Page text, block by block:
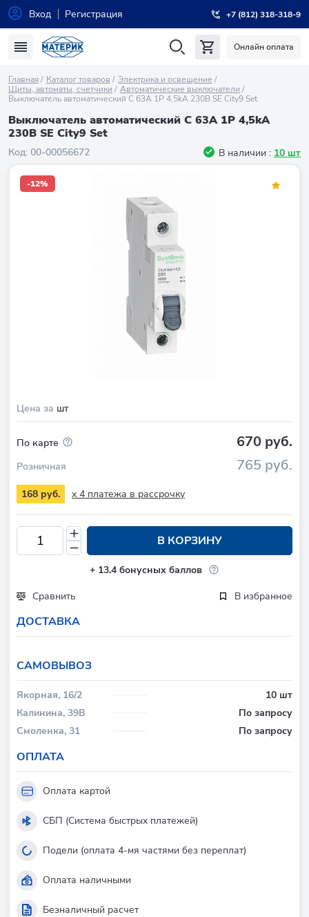
Вход Регистрация +7 (812) 318-318-9
Онлайн оплата
Главная Каталог товаров
Электрика и освещение
Щиты, автоматы, счетчики
Автоматические выключатели
Выключатель автоматический С 63А 1P 4,5kA 230В SE City9 Set
Выключатель автоматический С 63А 1P 4,5kA
230В SE City9 Set
Код: 00-00056672 В наличии : 10 шт
Цена за шт
-12%
По карте 670 руб.
Розничная 765 руб.
168 руб. x 4 платежа в рассрочку
В КОРЗИНУ
+ 13.4 бонусных баллов
Сравнить
В избранное
ДОСТАВКА
CАМОВЫВОЗ
Якорная, 16/2
10 шт
Калинина, 39В
По запросу
Смоленка, 31
По запросу
ОПЛАТА
Оплата картой
СБП (Система быстрых платежей)
Подели (оплата 4-мя частями без переплат)
Оплата наличными
Безналичный расчет